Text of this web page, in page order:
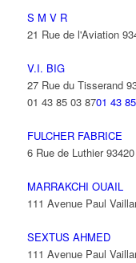
S M V R
21 Rue de l'Aviation
V.I. BIG
27 Rue du Tisserand
01 43 85 03 8701 43
FULCHER FABRICE
6 Rue de Luthier
MARRAKCHI OUAIL
111 Avenue Paul
SEXTUS AHMED
111 Avenue Paul